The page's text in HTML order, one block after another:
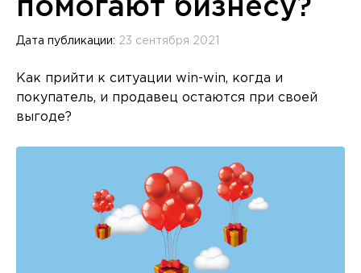
помогают бизнесу?
Дата публикации: 23 сентября 2021
Как прийти к ситуации win-win, когда и
покупатель, и продавец остаются при своей
выгоде?